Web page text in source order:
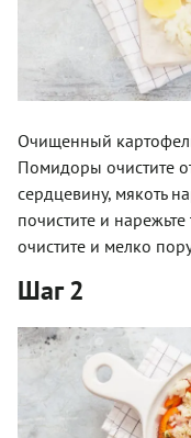
Очищенный
Помидоры очистите
сердцевину, ­мякоть
почистите и
очистите и мелко
Шаг 2